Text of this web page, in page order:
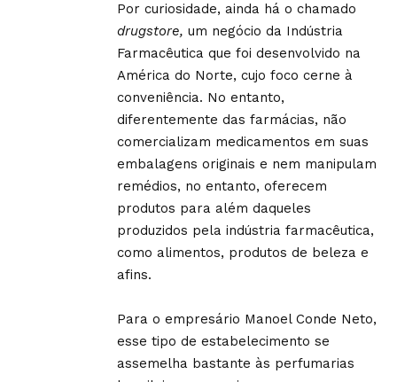
Por curiosidade, ainda há o chamado
drugstore, um negócio da Indústria
Farmacêutica que foi desenvolvido na
América do Norte, cujo foco cerne à
conveniência. No entanto,
diferentemente das farmácias, não
comercializam medicamentos em suas
embalagens originais e nem manipulam
remédios, no entanto, oferecem
produtos para além daqueles
produzidos pela indústria farmacêutica,
como alimentos, produtos de beleza e
afins.
Para o empresário Manoel Conde Neto,
esse tipo de estabelecimento se
assemelha bastante às perfumarias